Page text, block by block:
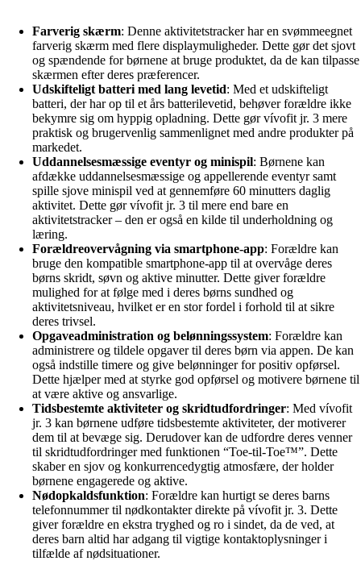
Farverig skærm: Denne aktivitetstracker har en svømmeegnet
farverig skærm med flere displaymuligheder. Dette gør det sjovt
og spændende for børnene at bruge produktet, da de kan tilpasse
skærmen efter deres præferencer.
Udskifteligt batteri med lang levetid: Med et udskifteligt
batteri, der har op til et års batterilevetid, behøver forældre ikke
bekymre sig om hyppig opladning. Dette gør vívofit jr. 3 mere
praktisk og brugervenlig sammenlignet med andre produkter på
markedet.
Uddannelsesmæssige eventyr og minispil: Børnene kan
afdække uddannelsesmæssige og appellerende eventyr samt
spille sjove minispil ved at gennemføre 60 minutters daglig
aktivitet. Dette gør vívofit jr. 3 til mere end bare en
aktivitetstracker – den er også en kilde til underholdning og
læring.
Forældreovervågning via smartphone-app: Forældre kan
bruge den kompatible smartphone-app til at overvåge deres
børns skridt, søvn og aktive minutter. Dette giver forældre
mulighed for at følge med i deres børns sundhed og
aktivitetsniveau, hvilket er en stor fordel i forhold til at sikre
deres trivsel.
Opgaveadministration og belønningssystem: Forældre kan
administrere og tildele opgaver til deres børn via appen. De kan
også indstille timere og give belønninger for positiv opførsel.
Dette hjælper med at styrke god opførsel og motivere børnene til
at være aktive og ansvarlige.
Tidsbestemte aktiviteter og skridtudfordringer: Med vívofit
jr. 3 kan børnene udføre tidsbestemte aktiviteter, der motiverer
dem til at bevæge sig. Derudover kan de udfordre deres venner
til skridtudfordringer med funktionen “Toe-til-Toe™”. Dette
skaber en sjov og konkurrencedygtig atmosfære, der holder
børnene engagerede og aktive.
Nødopkaldsfunktion: Forældre kan hurtigt se deres barns
telefonnummer til nødkontakter direkte på vívofit jr. 3. Dette
giver forældre en ekstra tryghed og ro i sindet, da de ved, at
deres barn altid har adgang til vigtige kontaktoplysninger i
tilfælde af nødsituationer.